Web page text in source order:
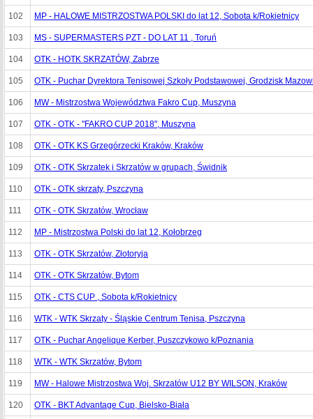
102 MP - HALOWE MISTRZOSTWA POLSKI do lat 12, Sobota k/Rokietnicy
103 MS - SUPERMASTERS PZT - DO LAT 11 , Toruń
104 OTK - HOTK SKRZATÓW, Zabrze
105 OTK - Puchar Dyrektora Tenisowej Szkoły Podstawowej, Grodzisk
106 MW - Mistrzostwa Województwa Fakro Cup, Muszyna
107 OTK - OTK - "FAKRO CUP 2018", Muszyna
108 OTK - OTK KS Grzegórzecki Kraków, Kraków
109 OTK - OTK Skrzatek i Skrzatów w grupach, Świdnik
110 OTK - OTK skrzaty, Pszczyna
111 OTK - OTK Skrzatów, Wrocław
112 MP - Mistrzostwa Polski do lat 12, Kołobrzeg
113 OTK - OTK Skrzatów, Złotoryja
114 OTK - OTK Skrzatów, Bytom
115 OTK - CTS CUP , Sobota k/Rokietnicy
116 WTK - WTK Skrzaty - Śląskie Centrum Tenisa, Pszczyna
117 OTK - Puchar Angelique Kerber, Puszczykowo k/Poznania
118 WTK - WTK Skrzatów, Bytom
119 MW - Halowe Mistrzostwa Woj. Skrzatów U12 BY WILSON, Kraków
120 OTK - BKT Advantage Cup, Bielsko-Biała